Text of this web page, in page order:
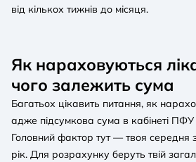
від кількох тижнів до місяця.
Як нараховуються
чого залежить сума
Багатьох цікавить питання, як
адже підсумкова сума в кабінеті ПФУ
Головний фактор тут — твоя середня
рік. Для розрахунку беруть твій